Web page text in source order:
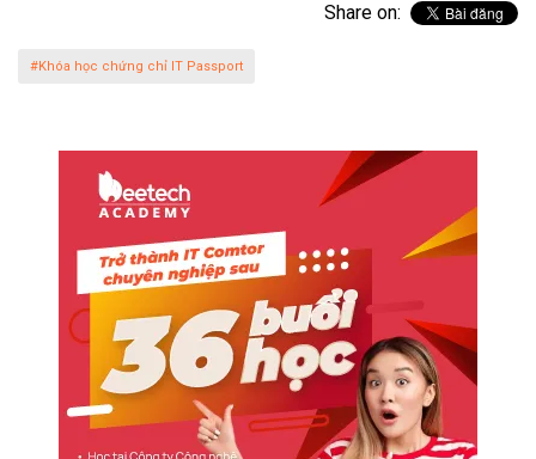
Share on:
#Khóa học chứng chỉ IT Passport